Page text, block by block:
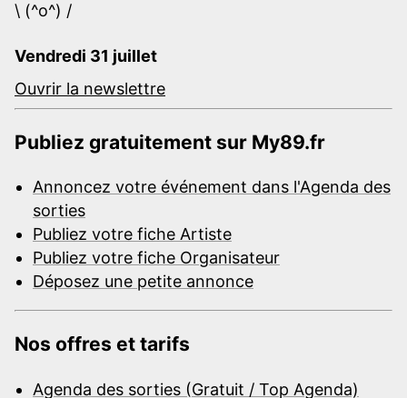
\ (^o^) /
Vendredi 31 juillet
Ouvrir la newslettre
Publiez gratuitement sur My89.fr
Annoncez votre événement dans l'Agenda des
sorties
Publiez votre fiche Artiste
Publiez votre fiche Organisateur
Déposez une petite annonce
Nos offres et tarifs
Agenda des sorties (Gratuit / Top Agenda)